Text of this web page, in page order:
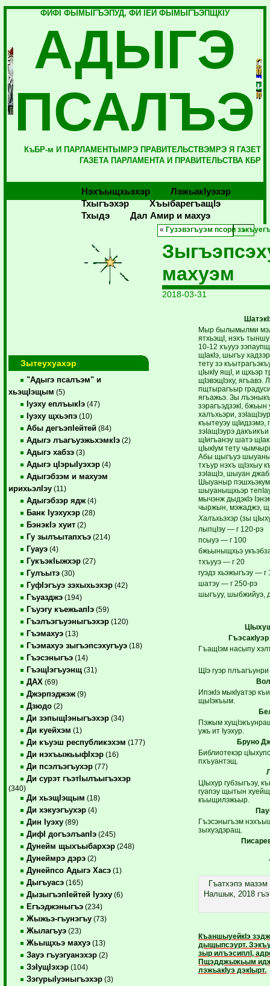
ФИФI ФЫМЫГЪЭПУД, ФИ IЕЙ ФЫМЫГЪЭПЩКIУ
АДЫГЭ
ПСАЛЪЭ
КъБР-м И ПАРЛАМЕНТЫМРЭ ПРАВИТЕЛЬСТВЭМРЭ Я ГАЗЕТ
ГАЗЕТА ПАРЛАМЕНТА И ПРАВИТЕЛЬСТВА КБР
Нэхъыщхьэхэр
Лэжьакlуэхэр
Тхыгъэхэр
Хъыбарегъащlэ
Тхыдэ
Дал Амир и махуэ
Зытеухуахэр
"Адыгэ псалъэм" и
хьэщIэщым (5)
Iуэху еплъыкIэ (47)
Iуэху щхьэпэ (10)
Абы дегъэпIейтей (84)
Адыгэ лъагъуэжьхэмкIэ (2)
Адыгэ хабзэ (3)
Адыгэ цIэрыIуэхэр (4)
Адыгэбзэм и махуэм
ирихьэлIэу (11)
Адыгэбзэр ядж (4)
Банк Iуэхухэр (28)
БэнэкIэ хуит (2)
Гу зылъытапхъэ (214)
Гуауэ (4)
ГукъэкIыжхэр (27)
Гулъытэ (30)
ГуфIэгъуэ зэхыхьэхэр (42)
Гъуазджэ (194)
Гъуэгу къежьапIэ (59)
Гъэлъэгъуэныгъэхэр (120)
Гъэмахуэ (13)
Гъэмахуэ зыгъэпсэхугъуэ (18)
Гъэсэныгъэ (14)
ГъэщIэгъуэнщ (31)
ДАХ (69)
Джэрпэджэж (9)
Дзюдо (2)
Ди зэпыщIэныгъэхэр (34)
Ди куейхэм (1)
Ди къуэш республикэхэм (177)
Ди нэхъыжьыфIхэр (16)
Ди псэлъэгъухэр (77)
Ди сурэт гъэтIылъыгъэхэр
(340)
Ди хьэщIэщым (18)
Ди хэкуэгъухэр (4)
Дин Iуэху (89)
ДифI догъэлъапIэ (245)
Дунейм щыхъыбархэр (248)
Дунеймрэ дэрэ (2)
Дунейпсо Адыгэ Хасэ (1)
Дыгъуасэ (165)
ДызыгъэпIейтей Iуэху (6)
Егъэджэныгъэ (234)
Жыжьэ-гъунэгъу (73)
Жылагъуэ (23)
Жьыщхьэ махуэ (13)
Зауэ гъуэгуанэхэр (2)
ЗэIущIэхэр (104)
ЗэгурыIуэныгъэхэр (3)
« Гузэвэгъуэм псори
махуэм
2018-03-31
Мыр былымылми
ятхьэщI, нэхъ тыншу
10-12 хъууэ
щIакIэ, шыгъу
тету зэ
цIыкIу ящI, и щхьэр
щIэвэщIэху, ягъавэ.
пщтырагъыр
ягъажьэ. Зы
зэрагъэдзэкI,
халъхьэри,
къытеуэу щIидзэмэ,
зэIащIэурэ
щIигъанэу шатэ
цIыкIум тету
Абы щыгъуэ
тхъур нэхъ щIэхыу
зэIащIэ, шыуан
Шыуаныр
шыуаныщхьэр
мычэнж дыдэкIэ
чыржын, мэжаджэ,
Халъхьэхэр (зы
лыпцIэу — г 120-рэ
псыуэ — г 100
бжьыныщхьэ
тхъууэ — г 20
гуэдз хьэжыгъэу — г
шатэу — г 250-рэ
шыгъуу, шыбжийуэ,
ГъащIэм насыпу
ЩIэ гуэр
ИпэкIэ мыкIуатэр
щыIэкъым.
Пэжым
ужь ит Iуэхур.
Бруно
Библиотекэр
пхъуантэщ.
ЦIыхур губзыгъэу,
гуапэу щытын
къыщилэжьыр.
Гъэсэныгъэм
зыхуэдэращ.
Гъатхэпэ
Налшык, 2018
КъаншыуейкIэ
дыщыпсэурт.
зыр илъэсиплI,
Пщэдджыжьым
лэжьакIуэ дэкIырт.